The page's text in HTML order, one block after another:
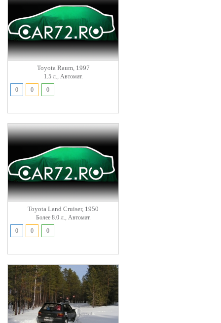
Toyota Raum, 1997
1.5 л., Автомат.
0
0 0
Toyota Land Cruiser, 1950
Более 8.0 л., Автомат.
0
0 0